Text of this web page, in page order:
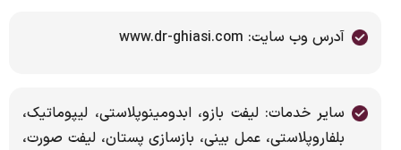
آدرس وب سایت: www.dr-ghiasi.com
سایر خدمات: لیفت بازو، ابدومینوپلاستی، لیپوماتیک،
بلفاروپلاستی، عمل بینی، بازسازی پستان، لیفت صورت،